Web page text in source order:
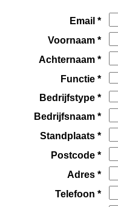
Email *
Voornaam *
Achternaam *
Functie *
Bedrijfstype *
Bedrijfsnaam *
Standplaats *
Postcode *
Adres *
Telefoon *